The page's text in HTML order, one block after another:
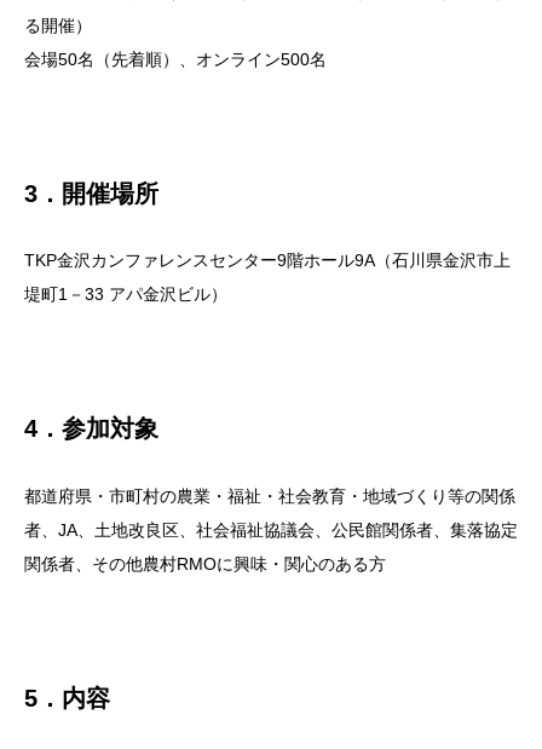
る開催）
会場50名（先着順）、オンライン500名
3．開催場所
TKP金沢カンファレンスセンター9階ホール9A（石川県金沢市上
堤町1－33 アパ金沢ビル）
4．参加対象
都道府県・市町村の農業・福祉・社会教育・地域づくり等の関係
者、JA、土地改良区、社会福祉協議会、公民館関係者、集落協定
関係者、その他農村RMOに興味・関心のある方
5．内容